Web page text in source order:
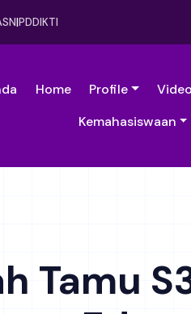
|PDDIKTI
Home Profile
Kemahasiswaan
Tamu